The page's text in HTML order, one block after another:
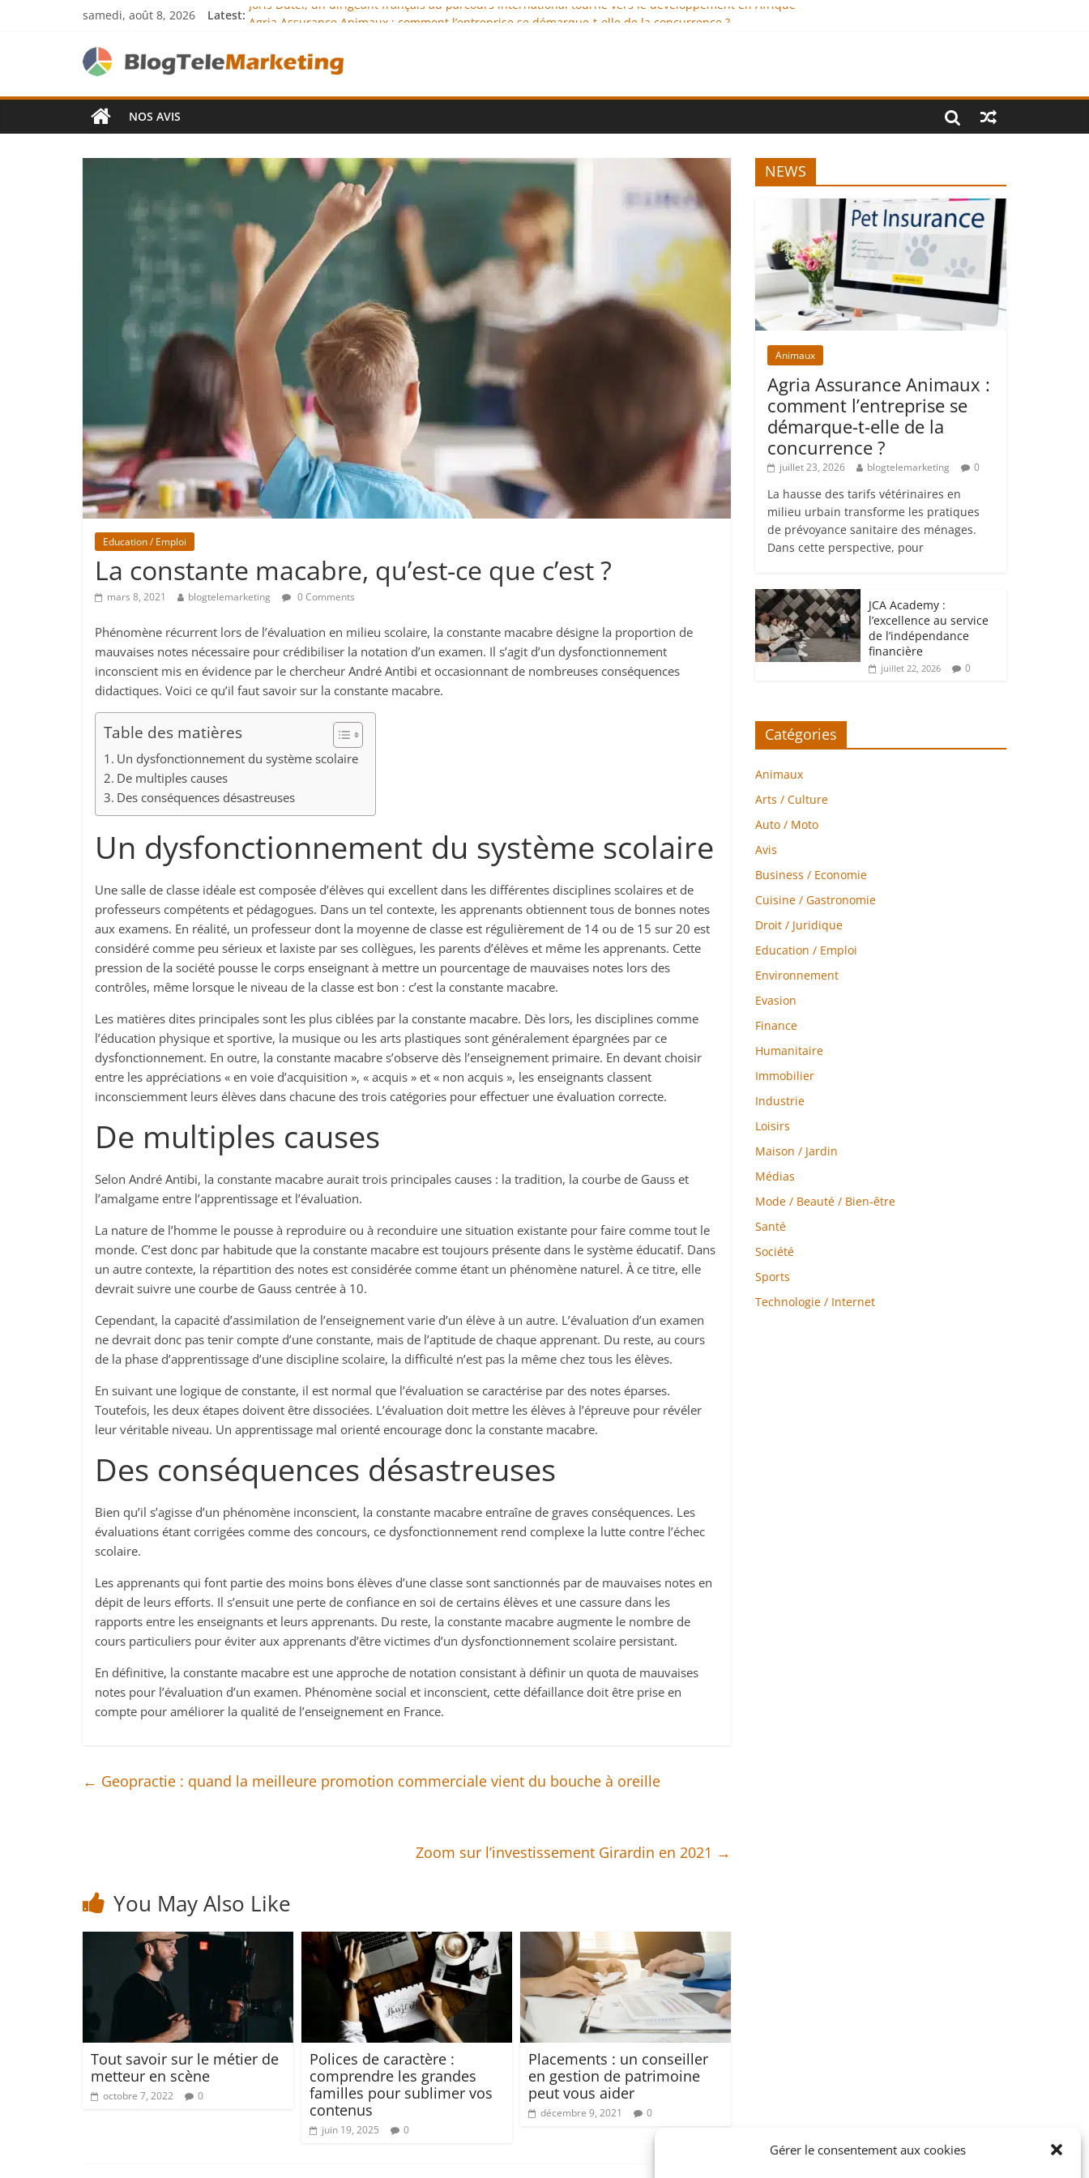
Gérer le consentement aux cookies
samedi, août 8, 2026 Latest: Joris Dutel, un dirigeant français au parcours international tourné vers le développement en Afrique
JCA Academy : l’excellence au service de l’indépendance financière
Denis Bouclon : la diplomatie éducative comme moteur de coopération internationale
NOS AVIS
Education / Emploi
La constante macabre, qu’est-ce que c’est ?
mars 8, 2021 blogtelemarketing 0 Comments
Phénomène récurrent lors de l’évaluation en milieu scolaire, la constante macabre désigne la proportion de
mauvaises notes nécessaire pour crédibiliser la notation d’un examen. Il s’agit d’un dysfonctionnement
inconscient mis en évidence par le chercheur André Antibi et occasionnant de nombreuses conséquences
didactiques. Voici ce qu’il faut savoir sur la constante macabre.
Table des matières
Un dysfonctionnement du système scolaire
De multiples causes
Des conséquences désastreuses
Un dysfonctionnement du système scolaire
Une salle de classe idéale est composée d’élèves qui excellent dans les différentes disciplines scolaires et de
professeurs compétents et pédagogues. Dans un tel contexte, les apprenants obtiennent tous de bonnes notes
aux examens. En réalité, un professeur dont la moyenne de classe est régulièrement de 14 ou de 15 sur 20 est
considéré comme peu sérieux et laxiste par ses collègues, les parents d’élèves et même les apprenants. Cette
pression de la société pousse le corps enseignant à mettre un pourcentage de mauvaises notes lors des
contrôles, même lorsque le niveau de la classe est bon : c’est la constante macabre.
Les matières dites principales sont les plus ciblées par la constante macabre. Dès lors, les disciplines comme
l’éducation physique et sportive, la musique ou les arts plastiques sont généralement épargnées par ce
dysfonctionnement. En outre, la constante macabre s’observe dès l’enseignement primaire. En devant choisir
entre les appréciations « en voie d’acquisition », « acquis » et « non acquis », les enseignants classent
inconsciemment leurs élèves dans chacune des trois catégories pour effectuer une évaluation correcte.
De multiples causes
Selon André Antibi, la constante macabre aurait trois principales causes : la tradition, la courbe de Gauss et
l’amalgame entre l’apprentissage et l’évaluation.
La nature de l’homme le pousse à reproduire ou à reconduire une situation existante pour faire comme tout le
monde. C’est donc par habitude que la constante macabre est toujours présente dans le système éducatif. Dans
un autre contexte, la répartition des notes est considérée comme étant un phénomène naturel. À ce titre, elle
devrait suivre une courbe de Gauss centrée à 10.
Cependant, la capacité d’assimilation de l’enseignement varie d’un élève à un autre. L’évaluation d’un examen
ne devrait donc pas tenir compte d’une constante, mais de l’aptitude de chaque apprenant. Du reste, au cours
de la phase d’apprentissage d’une discipline scolaire, la difficulté n’est pas la même chez tous les élèves.
En suivant une logique de constante, il est normal que l’évaluation se caractérise par des notes éparses.
Toutefois, les deux étapes doivent être dissociées. L’évaluation doit mettre les élèves à l’épreuve pour révéler
leur véritable niveau. Un apprentissage mal orienté encourage donc la constante macabre.
Des conséquences désastreuses
Bien qu’il s’agisse d’un phénomène inconscient, la constante macabre entraîne de graves conséquences. Les
évaluations étant corrigées comme des concours, ce dysfonctionnement rend complexe la lutte contre l’échec
scolaire.
Les apprenants qui font partie des moins bons élèves d’une classe sont sanctionnés par de mauvaises notes en
dépit de leurs efforts. Il s’ensuit une perte de confiance en soi de certains élèves et une cassure dans les
rapports entre les enseignants et leurs apprenants. Du reste, la constante macabre augmente le nombre de
cours particuliers pour éviter aux apprenants d’être victimes d’un dysfonctionnement scolaire persistant.
En définitive, la constante macabre est une approche de notation consistant à définir un quota de mauvaises
notes pour l’évaluation d’un examen. Phénomène social et inconscient, cette défaillance doit être prise en
compte pour améliorer la qualité de l’enseignement en France.
← Geopractie : quand la meilleure promotion commerciale vient du bouche à oreille
Zoom sur l’investissement Girardin en 2021 →
You May Also Like
Tout savoir sur le métier de
metteur en scène
octobre 7, 2022 0
Polices de caractère :
comprendre les grandes
familles pour sublimer vos
contenus
juin 19, 2025 0
Placements : un conseiller
en gestion de patrimoine
peut vous aider
décembre 9, 2021 0
NEWS
Animaux
Agria Assurance Animaux :
comment l’entreprise se
démarque-t-elle de la
concurrence ?
juillet 23, 2026 blogtelemarketing 0
La hausse des tarifs vétérinaires en
milieu urbain transforme les pratiques
de prévoyance sanitaire des ménages.
Dans cette perspective, pour
JCA Academy :
l’excellence au service
de l’indépendance
financière
juillet 22, 2026 0
Catégories
Animaux
Arts / Culture
Auto / Moto
Avis
Business / Economie
Cuisine / Gastronomie
Droit / Juridique
Education / Emploi
Environnement
Evasion
Finance
Humanitaire
Immobilier
Industrie
Loisirs
Maison / Jardin
Médias
Mode / Beauté / Bien-être
Santé
Société
Sports
Technologie / Internet